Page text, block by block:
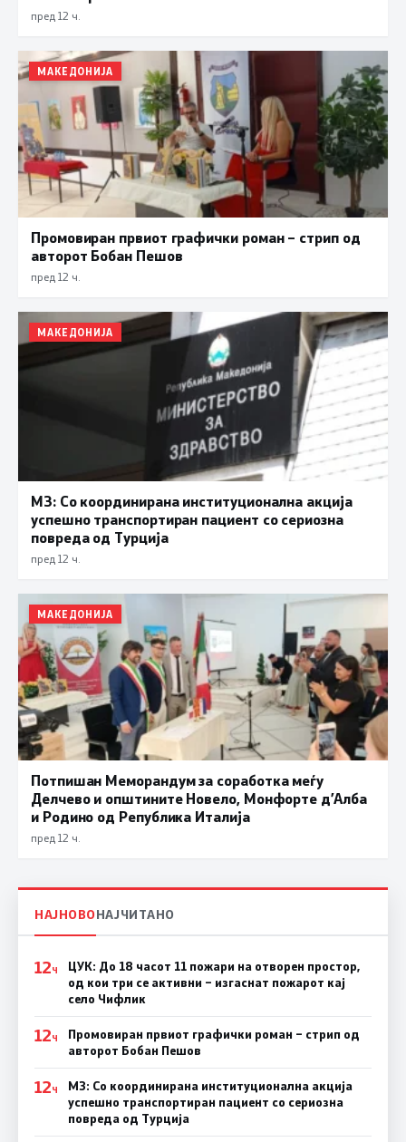
пред 12 ч.
МАКЕДОНИЈА
Промовиран првиот графички роман – стрип од
авторот Бобан Пешов
пред 12 ч.
МАКЕДОНИЈА
МЗ: Со координирана институционална акција
успешно транспортиран пациент со сериозна
повреда од Турција
пред 12 ч.
МАКЕДОНИЈА
Потпишан Меморандум за соработка меѓу
Делчево и општините Новело, Монфорте д’Алба
и Родино од Република Италија
пред 12 ч.
НАЈНОВОНАЈЧИТАНО
12Ч
ЦУК: До 18 часот 11 пожари на отворен простор,
од кои три се активни – изгаснат пожарот кај
село Чифлик
12Ч
Промовиран првиот графички роман – стрип од
авторот Бобан Пешов
12Ч
МЗ: Со координирана институционална акција
успешно транспортиран пациент со сериозна
повреда од Турција